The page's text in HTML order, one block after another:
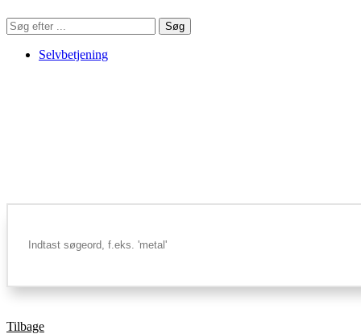
Søg
på
hjemmesiden
Søg
Selvbetjening
Tilbage